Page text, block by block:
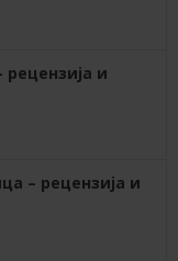
и
– рецензија и